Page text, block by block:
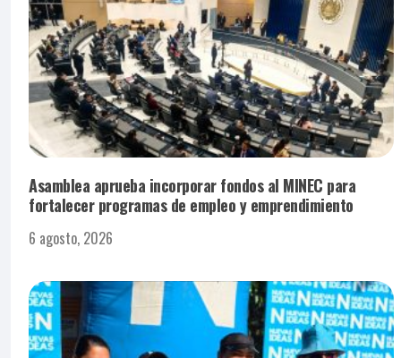
Asamblea aprueba incorporar fondos al MINEC para
fortalecer programas de empleo y emprendimiento
6 agosto, 2026